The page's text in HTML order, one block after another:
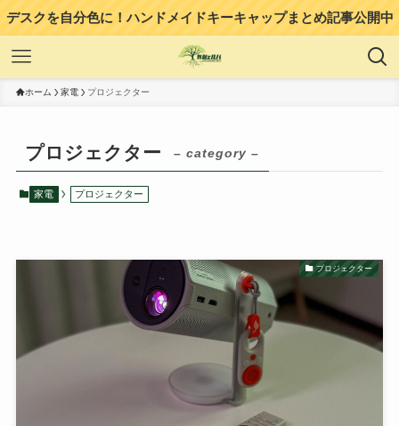
デスクを自分色に！ハンドメイドキーキャップまとめ記事公開中
ホーム 家電 プロジェクター
プロジェクター – category –
家電 プロジェクター
プロジェクター